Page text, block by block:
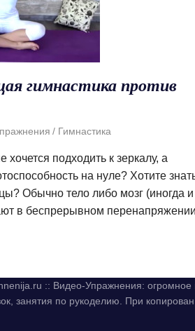
гимнастика против
Гимнастика
подходить к зеркалу, а
на нуле? Хотите
Обычно тело либо мозг (иногда и
в беспрерывном
:: Видео-Упражнения:
занятия по рукоделию. При